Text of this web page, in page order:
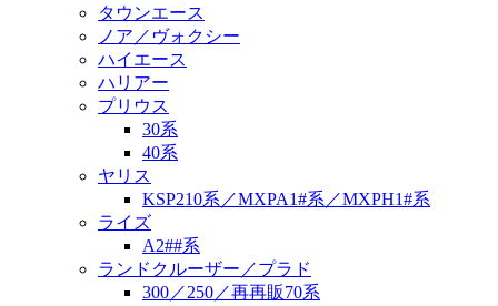
タウンエース
ノア／ヴォクシー
ハイエース
ハリアー
プリウス
30系
40系
ヤリス
KSP210系／MXPA1#系／MXPH1#系
ライズ
A2##系
ランドクルーザー／プラド
300／250／再再販70系